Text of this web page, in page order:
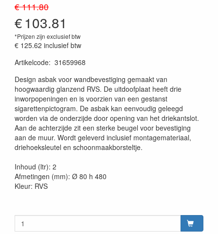
€ 111.80
€103.81
*Prijzen zijn exclusief btw
€ 125.62 inclusief btw
Artikelcode: 31659968
Design asbak voor wandbevestiging gemaakt van
hoogwaardig glanzend RVS. De uitdoofplaat heeft drie
inworpopeningen en is voorzien van een gestanst
sigarettenpictogram. De asbak kan eenvoudig geleegd
worden via de onderzijde door opening van het driekantslot.
Aan de achterzijde zit een sterke beugel voor bevestiging
aan de muur. Wordt geleverd inclusief montagemateriaal,
driehoeksleutel en schoonmaakborsteltje.
Inhoud (ltr): 2
Afmetingen (mm): Ø 80 h 480
Kleur: RVS